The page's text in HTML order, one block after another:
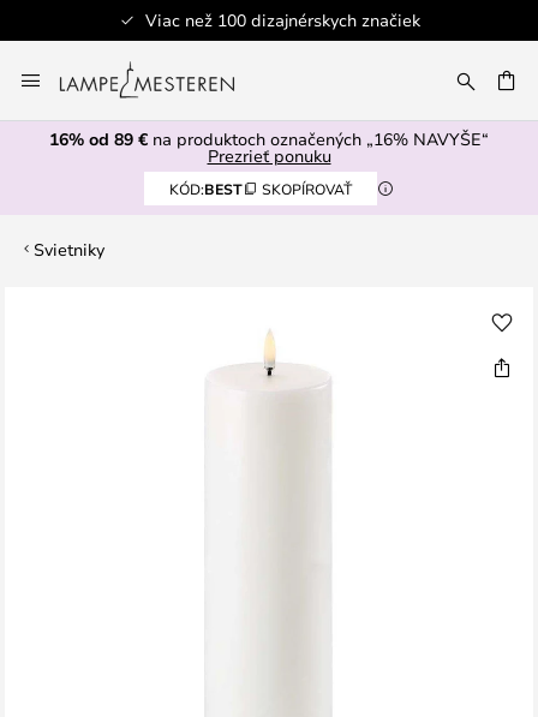
Viac než 100 dizajnérskych značiek
to
Content
16% od 89 € na produktoch označených „16% NAVYŠE“
Prezrieť ponuku
KÓD:BEST SKOPÍROVAŤ
Svietniky